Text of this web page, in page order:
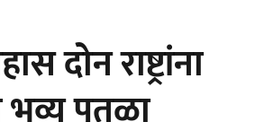
दोन राष्ट्रांना